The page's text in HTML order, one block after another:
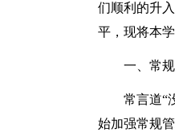
们顺利的升
平，现将本
一、常
常言道“
始加强常规管